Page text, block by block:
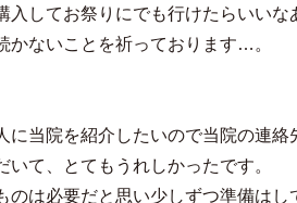
入してお祭りにでも行けたらいいな
かないことを祈っております…。
に当院を紹介したいので当院の連絡
いて、とてもうれしかったです。
のは必要だと思い少しずつ準備はし